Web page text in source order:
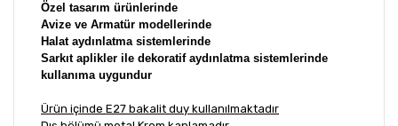
Özel tasarım ürünlerinde
Avize ve Armatür modellerinde
Halat aydınlatma sistemlerinde
Sarkıt aplikler ile dekoratif aydınlatma sistemlerinde
kullanıma uygundur
Ürün içinde E27 bakalit duy kullanılmaktadır